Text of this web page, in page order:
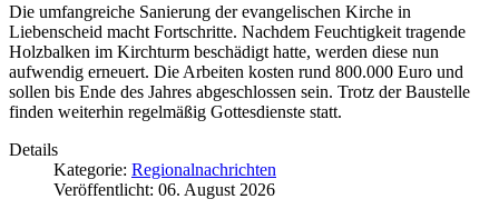
Die umfangreiche Sanierung der evangelischen Kirche in
Liebenscheid macht Fortschritte. Nachdem Feuchtigkeit tragende
Holzbalken im Kirchturm beschädigt hatte, werden diese nun
aufwendig erneuert. Die Arbeiten kosten rund 800.000 Euro und
sollen bis Ende des Jahres abgeschlossen sein. Trotz der Baustelle
finden weiterhin regelmäßig Gottesdienste statt.
Details
Kategorie: Regionalnachrichten
Veröffentlicht: 06. August 2026